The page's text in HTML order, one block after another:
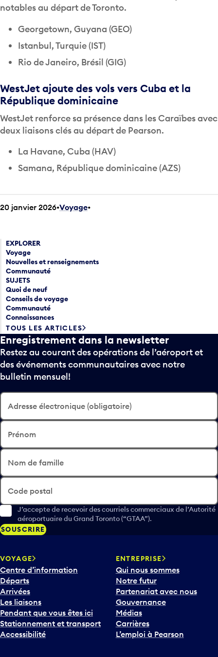
notables au départ de Toronto.
Georgetown, Guyana (GEO)
Istanbul, Turquie (IST)
Rio de Janeiro, Brésil (GIG)
WestJet ajoute des vols vers Cuba et la
République dominicaine
WestJet renforce sa présence dans les Caraïbes avec
deux liaisons clés au départ de Pearson.
La Havane, Cuba (HAV)
Samana, République dominicaine (AZS)
20 janvier 2026 Voyage•
EXPLORER
Voyage
Nouvelles et renseignements
Communauté
SUJETS
Quoi de neuf
Conseils de voyage
Communauté
Connaissances
TOUS LES ARTICLES
Enregistrement dans la newsletter
Restez au courant des opérations de l’aéroport et
des événements communautaires avec notre
bulletin mensuel!
Adresse électronique (obligatoire)
Prénom
Nom de famille
Code postal
J’accepte de recevoir des courriels commerciaux de l’Autorité
aéroportuaire du Grand Toronto (“GTAA”).
SOUSCRIRE
VOYAGE
Centre d’information
Départs
Arrivées
Les liaisons
Pendant que vous êtes ici
Stationnement et transport
Accessibilité
ENTREPRISE
Qui nous sommes
Notre futur
Partenariat avec nous
Gouvernance
Médias
Carrières
L’emploi à Pearson